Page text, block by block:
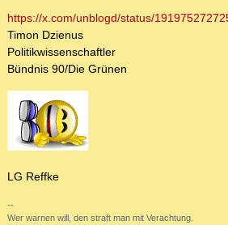
https://x.com/unblogd/status/
Timon Dzienus
Politikwissenschaftler
Bündnis 90/Die Grünen
LG Reffke
--
Wer warnen will, den straft man mit Verachtung.